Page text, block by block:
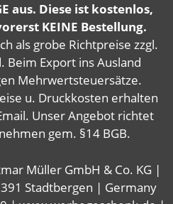
aus. Diese ist kostenlos,
KEINE Bestellung.
als grobe Richtpreise zzgl.
Beim Export ins Ausland
Mehrwertsteuersätze.
u. Druckkosten erhalten
Unser Angebot richtet
gem. §14 BGB.
Müller GmbH & Co. KG |
Stadtbergen | Germany